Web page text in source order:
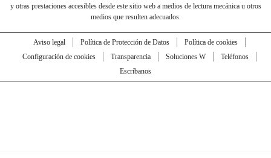
y otras prestaciones accesibles desde este sitio web a medios de lectura mecánica u otros
medios que resulten adecuados.
Aviso legal Política de Protección de Datos
Política de cookies
Configuración de cookies
Transparencia Soluciones W
Teléfonos
Escríbanos